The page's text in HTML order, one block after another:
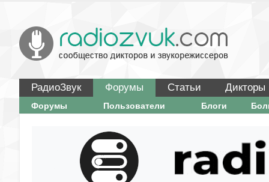
РадиоЗвук Форумы Статьи Дикторы
Форумы Пользователи Блоги